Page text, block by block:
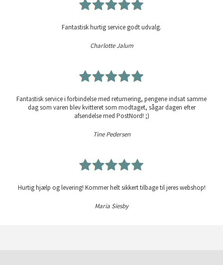
Fantastisk hurtig service godt udvalg.
Charlotte Jalum
Fantastisk service i forbindelse med returnering, pengene indsat samme
dag som varen blev kvitteret som modtaget, sågar dagen efter
afsendelse med PostNord! ;)
Tine Pedersen
Hurtig hjælp og levering! Kommer helt sikkert tilbage til jeres webshop!
Maria Siesby